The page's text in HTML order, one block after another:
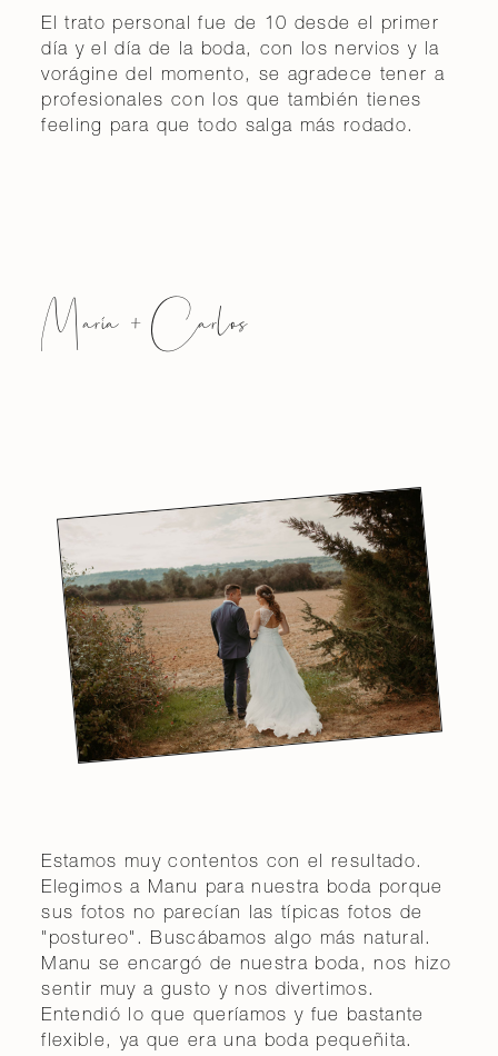
El trato personal fue de 10 desde el primer
día y el día de la boda, con los nervios y la
vorágine del momento, se agradece tener a
profesionales con los que también tienes
feeling para que todo salga más rodado.
María + Carlos
Estamos muy contentos con el resultado.
Elegimos a Manu para nuestra boda porque
sus fotos no parecían las típicas fotos de
"postureo". Buscábamos algo más natural.
Manu se encargó de nuestra boda, nos hizo
sentir muy a gusto y nos divertimos.
Entendió lo que queríamos y fue bastante
flexible, ya que era una boda pequeñita.